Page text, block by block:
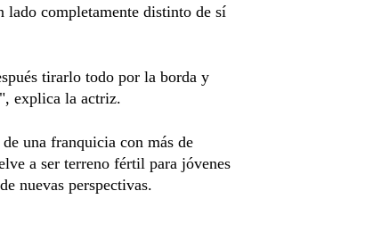
lado completamente distinto de sí
tirarlo todo por la borda y
explica la actriz.
una franquicia con más de
a ser terreno fértil para jóvenes
nuevas perspectivas.